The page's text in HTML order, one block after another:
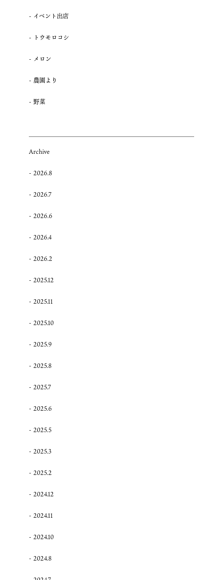
イベント出店
トウモロコシ
メロン
農園より
野菜
Archive
2026.8
2026.7
2026.6
2026.4
2026.2
2025.12
2025.11
2025.10
2025.9
2025.8
2025.7
2025.6
2025.5
2025.3
2025.2
2024.12
2024.11
2024.10
2024.8